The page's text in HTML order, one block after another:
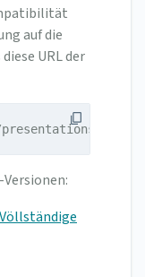
auf die
URL der
p>
Völlständige